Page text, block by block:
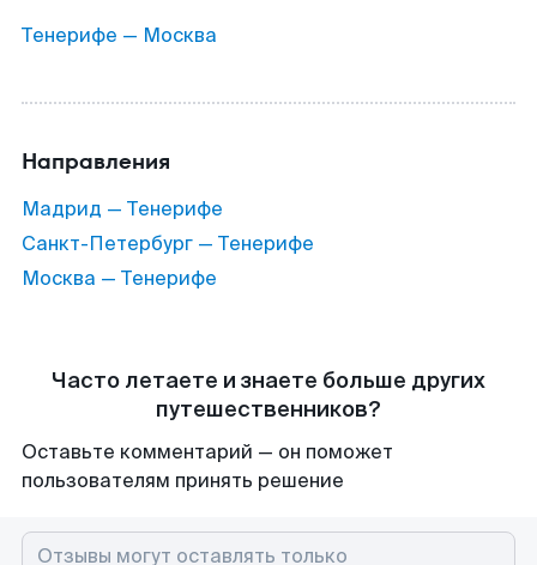
Тенерифе — Москва
Направления
Мадрид — Тенерифе
Санкт-Петербург — Тенерифе
Москва — Тенерифе
Часто летаете и знаете больше других
путешественников?
Оставьте комментарий — он поможет
пользователям принять решение